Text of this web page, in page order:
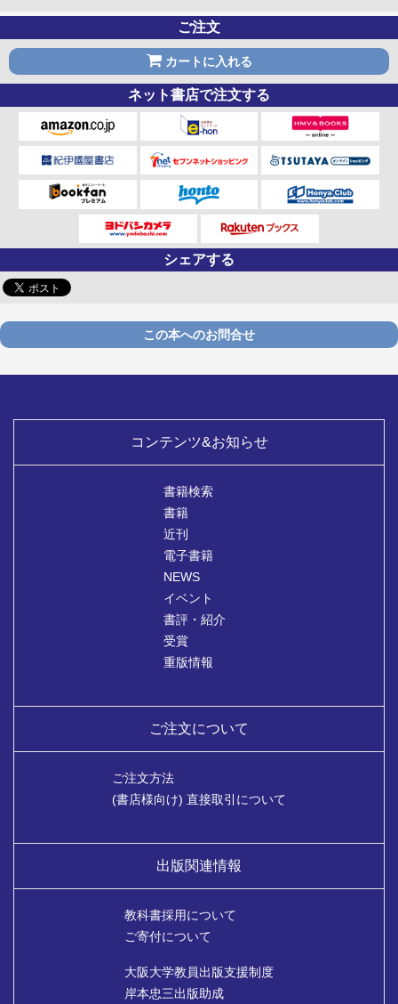
ご注文
カートに入れる
ネット書店で注文する
シェアする
この本へのお問合せ
コンテンツ&お知らせ
書籍検索
書籍
近刊
電子書籍
NEWS
イベント
書評・紹介
受賞
重版情報
ご注文について
ご注文方法
(書店様向け) 直接取引について
出版関連情報
教科書採用について
ご寄付について
大阪大学教員出版支援制度
岸本忠三出版助成